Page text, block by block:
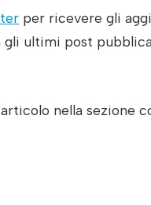
per ricevere gli
gli ultimi post
nella sezione